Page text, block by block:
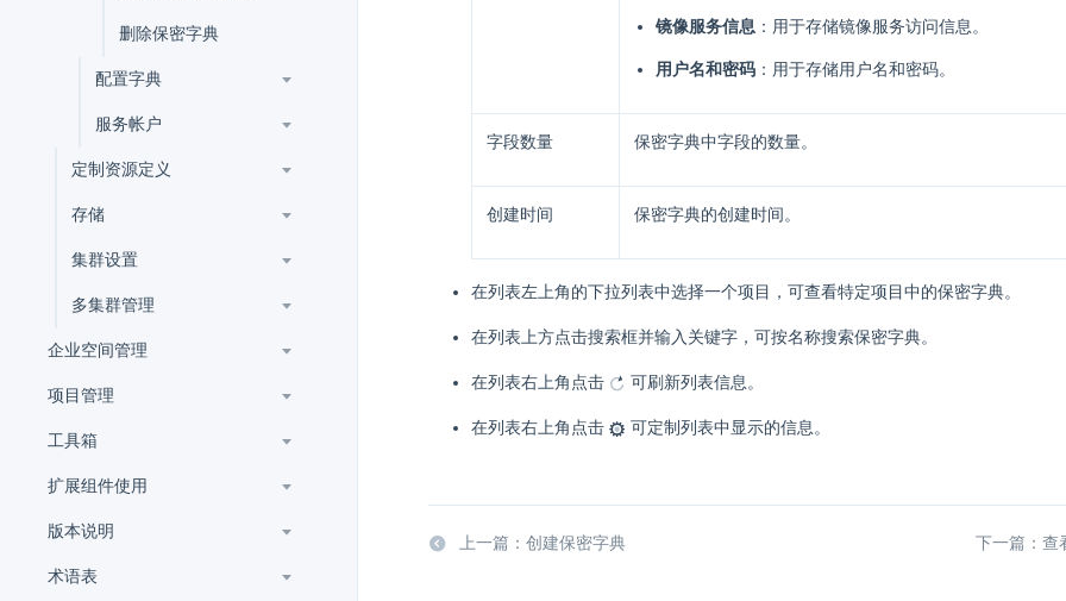
删除保密字典
配置字典
服务帐户
定制资源定义
存储
集群设置
多集群管理
企业空间管理
项目管理
工具箱
扩展组件使用
版本说明
术语表
镜像服务信息 ：用于存储镜像服务访问信息。
用户名和密码 ：用于存储用户名和密码。
字段数量 保密字典中字段的数量。
创建时间 保密字典的创建时间。
在列表左上角的下拉列表中选择一个项目，可查看特定项目中的保密字典。
在列表上方点击搜索框并输入关键字，可按名称搜索保密字典。
在列表右上角点击 可刷新列表信息。
在列表右上角点击 可定制列表中显示的信息。
上一篇：创建保密字典 下一篇：查